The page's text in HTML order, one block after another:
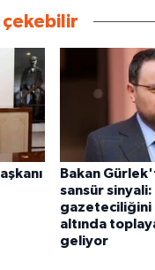
çekebilir
Bakan
sansür
gazeteciliğini
altında
geliyor